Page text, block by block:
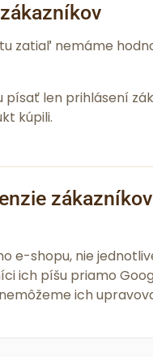
zatiaľ nemáme
písať len prihlásení
kúpili.
e-shopu, nie
ich píšu priamo
ich